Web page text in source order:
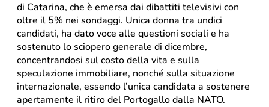
di Catarina, che è emersa dai dibattiti televisivi con
oltre il 5% nei sondaggi. Unica donna tra undici
candidati, ha dato voce alle questioni sociali e ha
sostenuto lo sciopero generale di dicembre,
concentrandosi sul costo della vita e sulla
speculazione immobiliare, nonché sulla situazione
internazionale, essendo l’unica candidata a sostenere
apertamente il ritiro del Portogallo dalla NATO.